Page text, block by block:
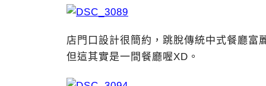
店門口設計很簡約，跳脫傳統中式餐廳富
但這其實是一間餐廳喔XD。